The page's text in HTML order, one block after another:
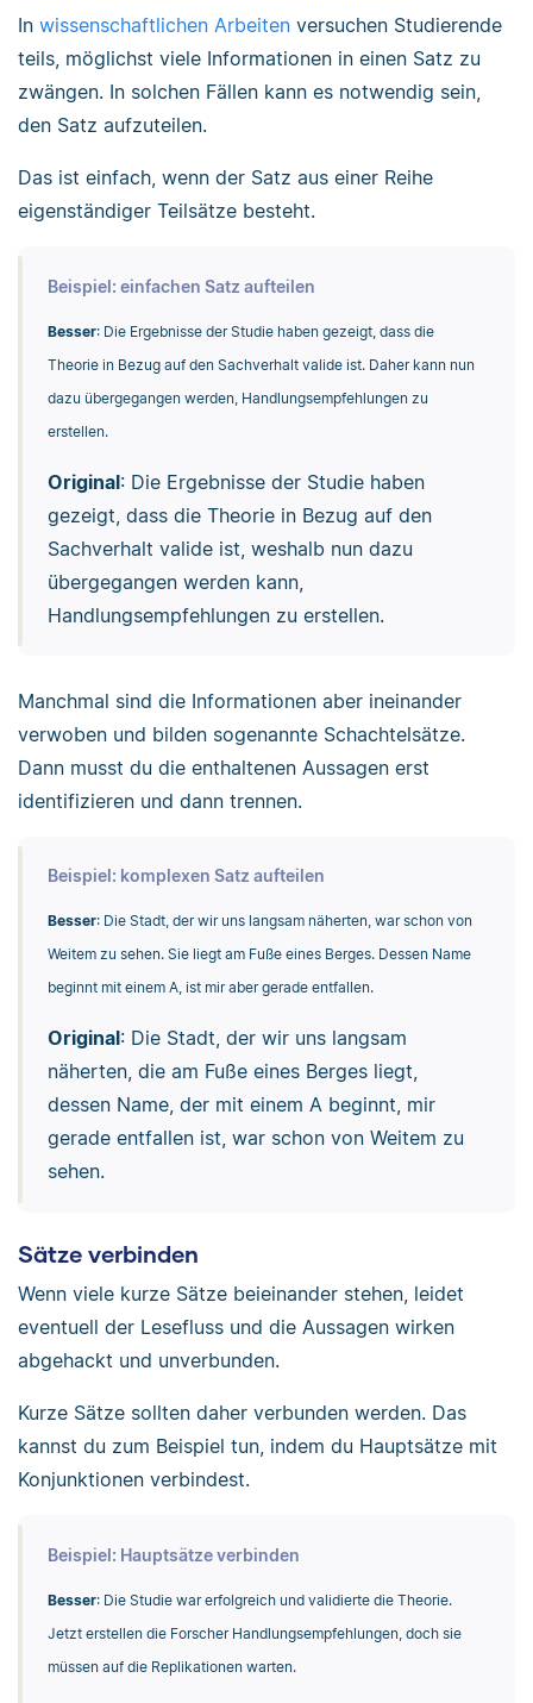
In wissenschaftlichen Arbeiten versuchen Studierende
teils, möglichst viele Informationen in einen Satz zu
zwängen. In solchen Fällen kann es notwendig sein,
den Satz aufzuteilen.
Das ist einfach, wenn der Satz aus einer Reihe
eigenständiger Teilsätze besteht.
Beispiel: einfachen Satz aufteilen
Besser: Die Ergebnisse der Studie haben gezeigt, dass die
Theorie in Bezug auf den Sachverhalt valide ist. Daher kann nun
dazu übergegangen werden, Handlungsempfehlungen zu
erstellen.
Original: Die Ergebnisse der Studie haben
gezeigt, dass die Theorie in Bezug auf den
Sachverhalt valide ist, weshalb nun dazu
übergegangen werden kann,
Handlungsempfehlungen zu erstellen.
Manchmal sind die Informationen aber ineinander
verwoben und bilden sogenannte Schachtelsätze.
Dann musst du die enthaltenen Aussagen erst
identifizieren und dann trennen.
Beispiel: komplexen Satz aufteilen
Besser: Die Stadt, der wir uns langsam näherten, war schon von
Weitem zu sehen. Sie liegt am Fuße eines Berges. Dessen Name
beginnt mit einem A, ist mir aber gerade entfallen.
Original: Die Stadt, der wir uns langsam
näherten, die am Fuße eines Berges liegt,
dessen Name, der mit einem A beginnt, mir
gerade entfallen ist, war schon von Weitem zu
sehen.
Sätze verbinden
Wenn viele kurze Sätze beieinander stehen, leidet
eventuell der Lesefluss und die Aussagen wirken
abgehackt und unverbunden.
Kurze Sätze sollten daher verbunden werden. Das
kannst du zum Beispiel tun, indem du Hauptsätze mit
Konjunktionen verbindest.
Beispiel: Hauptsätze verbinden
Besser: Die Studie war erfolgreich und validierte die Theorie.
Jetzt erstellen die Forscher Handlungsempfehlungen, doch sie
müssen auf die Replikationen warten.